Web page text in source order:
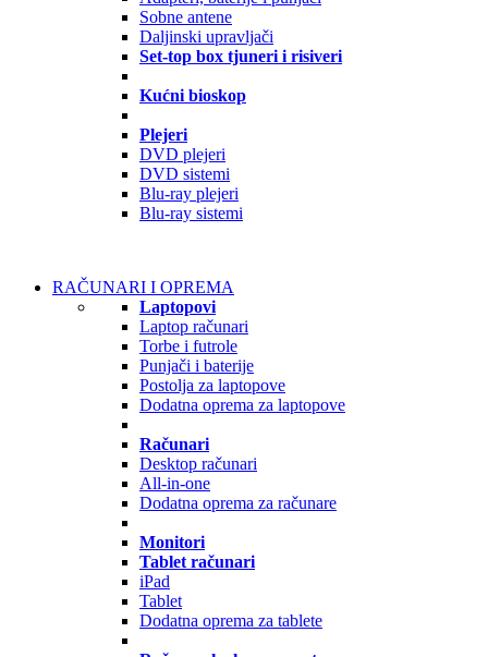
Sobne antene
Daljinski upravljači
Set-top box tjuneri i risiveri
Kućni bioskop
Plejeri
DVD plejeri
DVD sistemi
Blu-ray plejeri
Blu-ray sistemi
RAČUNARI I OPREMA
Laptopovi
Laptop računari
Torbe i futrole
Punjači i baterije
Postolja za laptopove
Dodatna oprema za laptopove
Računari
Desktop računari
All-in-one
Dodatna oprema za računare
Monitori
Tablet računari
iPad
Tablet
Dodatna oprema za tablete